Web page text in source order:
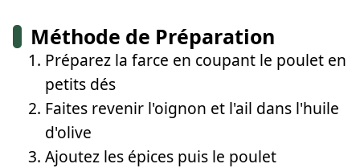
Méthode de Préparation
Préparez la farce en coupant le poulet en
petits dés
Faites revenir l'oignon et l'ail dans l'huile
d'olive
Ajoutez les épices puis le poulet